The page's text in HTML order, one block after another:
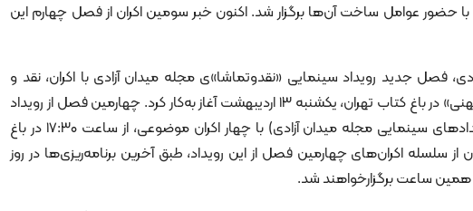
با حضور عوامل ساخت آن‌ها برگزار شد. اکنون خبر سومین اکران از فصل چهارم این
فصل جدید رویداد سینمایی «نقدوتماشا»ی مجله میدان آزادی با اکران، نقد و
بررسی فیلم‌های «ملی میهنی» در باغ کتاب تهران، یکشنبه ۱۳ اردیبهشت آغاز به‌کار کرد. چهارمین فصل از رویداد
نقدوتماشا (مجموعه رویدادهای سینمایی مجله میدان آزادی) با چهار اکران موضوعی، از ساعت ۱۷:۳۰ در باغ
از سلسله اکران‌های چهارمین فصل از این رویداد، طبق آخرین برنامه‌ریزی‌ها در روز